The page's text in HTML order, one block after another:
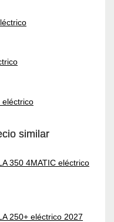
eléctrico
similar
350 4MATIC eléctrico
250+ eléctrico 2027